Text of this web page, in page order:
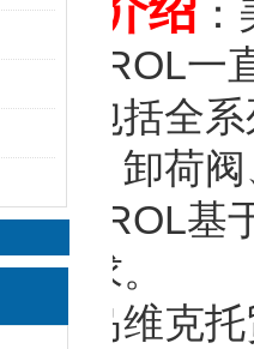
DELTROL一
产品包括全
制阀、卸荷
DELTROL基
的要求。
秦皇岛维克